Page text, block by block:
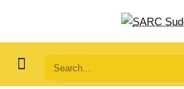
Search...